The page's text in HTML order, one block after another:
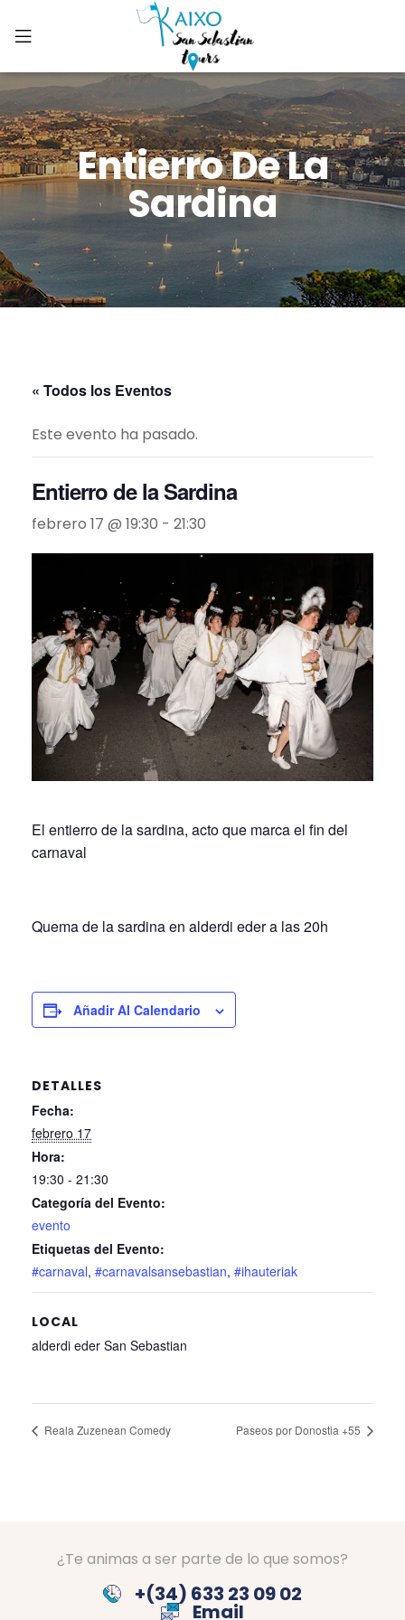
Entierro De La
Sardina
« Todos los Eventos
Este evento ha pasado.
Entierro de la Sardina
febrero 17 @ 19:30 - 21:30
El entierro de la sardina, acto que marca el fin del
carnaval
Quema de la sardina en alderdi eder a las 20h
Añadir Al Calendario
DETALLES
Fecha:
febrero 17
Hora:
19:30 - 21:30
Categoría del Evento:
evento
Etiquetas del Evento:
#carnaval, #carnavalsansebastian, #ihauteriak
LOCAL
alderdi eder San Sebastian
Reala Zuzenean Comedy Paseos por Donostia +55
¿Te animas a ser parte de lo que somos?
+(34) 633 23 09 02
Email